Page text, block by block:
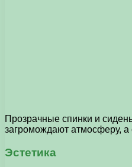
Прозрачные спинки и
загромождают атмосферу, а
Эстетика